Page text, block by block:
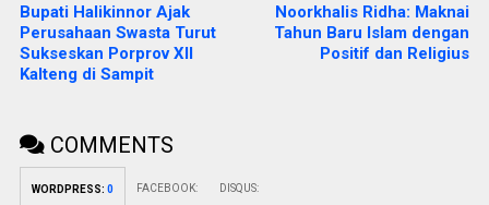
Bupati Halikinnor Ajak
Perusahaan Swasta Turut
Sukseskan Porprov XII
Kalteng di Sampit
Noorkhalis Ridha: Maknai
Tahun Baru Islam dengan
Positif dan Religius
COMMENTS
WORDPRESS: 0 FACEBOOK: DISQUS: